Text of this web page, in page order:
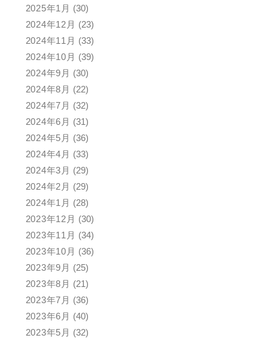
2025年1月 (30)
2024年12月 (23)
2024年11月 (33)
2024年10月 (39)
2024年9月 (30)
2024年8月 (22)
2024年7月 (32)
2024年6月 (31)
2024年5月 (36)
2024年4月 (33)
2024年3月 (29)
2024年2月 (29)
2024年1月 (28)
2023年12月 (30)
2023年11月 (34)
2023年10月 (36)
2023年9月 (25)
2023年8月 (21)
2023年7月 (36)
2023年6月 (40)
2023年5月 (32)